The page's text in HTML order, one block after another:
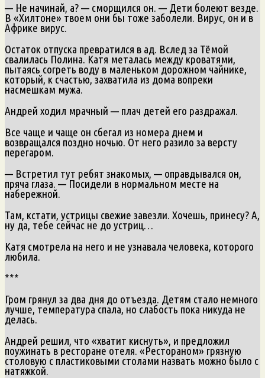
— Не начинай, а? — сморщился он. — Дети болеют везде.
В «Хилтоне» твоем они бы тоже заболели. Вирус, он и в
Африке вирус.
Остаток отпуска превратился в ад. Вслед за Тёмой
свалилась Полина. Катя металась между кроватями,
пытаясь согреть воду в маленьком дорожном чайнике,
который, к счастью, захватила из дома вопреки
насмешкам мужа.
Андрей ходил мрачный — плач детей его раздражал.
Все чаще и чаще он сбегал из номера днем и
возвращался поздно ночью. От него разило за версту
перегаром.
— Встретил тут ребят знакомых, — оправдывался он,
пряча глаза. — Посидели в нормальном месте на
набережной.
Там, кстати, устрицы свежие завезли. Хочешь, принесу? А,
ну да, тебе сейчас не до устриц…
Катя смотрела на него и не узнавала человека, которого
любила.
***
Гром грянул за два дня до отъезда. Детям стало немного
лучше, температура спала, но слабость пока никуда не
делась.
Андрей решил, что «хватит киснуть», и предложил
поужинать в ресторане отеля. «Рестораном» грязную
столовую с пластиковыми столами назвать можно было с
натяжкой.